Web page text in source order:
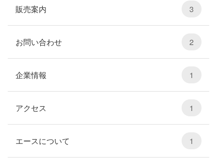
販売案内 3
お問い合わせ 2
企業情報 1
アクセス 1
エースについて 1